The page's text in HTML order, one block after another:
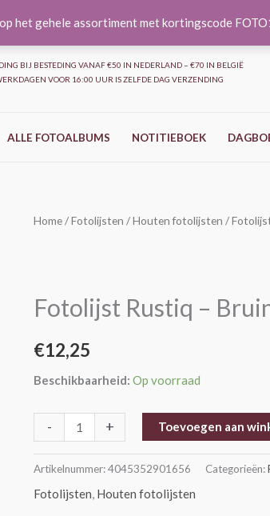
het gehele assortiment met kortingscode
BIJ BESTEDING VANAF €50 IN NEDERLAND – €70 IN BELGIË
VOOR 16:00 UUR IS ZELFDE DAG VERZENDING
ALLE FOTOALBUMS NOTITIEBOEK
Home/Fotolijsten /Houten fotolijsten /
Fotolijst Rustiq –
€12,25
Beschikbaarheid: Op voorraad
-
Fotolijst
cm
+ Toevoegen aan
Artikelnummer:4045352901656 Categorieën:
Fotolijsten, Houten fotolijsten